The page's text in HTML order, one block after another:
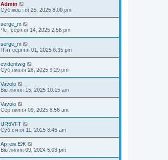
Admin
Суб жовтня 25, 2025 8:00 pm
serge_m
Чет серпня 14, 2025 2:58 pm
serge_m
П'ят серпня 01, 2025 6:35 pm
evidentwig
Суб липня 26, 2025 9:29 pm
Vavolo
Вів липня 15, 2025 10:15 am
Vavolo
Сер липня 09, 2025 8:56 am
UR5VFT
Суб січня 11, 2025 8:45 am
Артем ЕЖ
Вів липня 09, 2024 5:03 pm